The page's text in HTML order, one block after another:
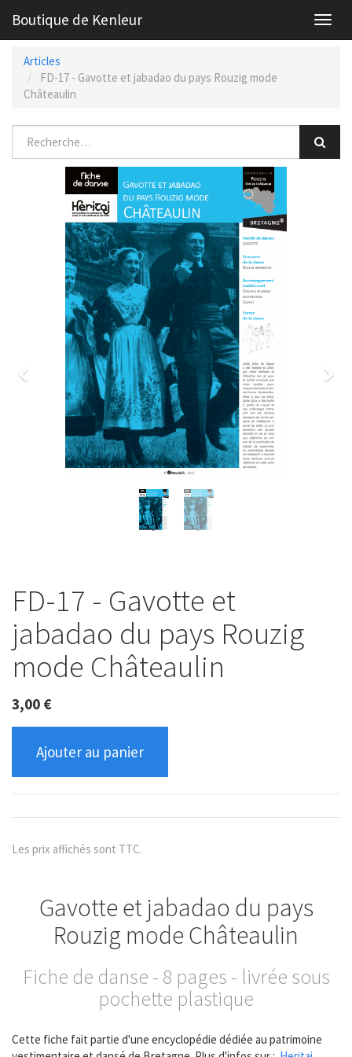
Boutique de Kenleur
Articles
FD-17 - Gavotte et jabadao du pays Rouzig mode
Châteaulin
Previous
FD-17 - Gavotte et
jabadao du pays Rouzig
mode Châteaulin
3,00 €
Ajouter au panier
Les prix affichés sont TTC.
Gavotte et jabadao du pays
Rouzig mode Châteaulin
Fiche de danse - 8 pages - livrée sous
pochette plastique
Cette fiche fait partie d'une encyclopédie dédiée au patrimoine